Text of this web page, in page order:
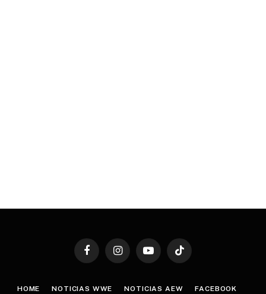
FacebookInstagramYouTubeTikTok
HOME NOTICIAS WWE NOTICIAS AEW FACEBOOK